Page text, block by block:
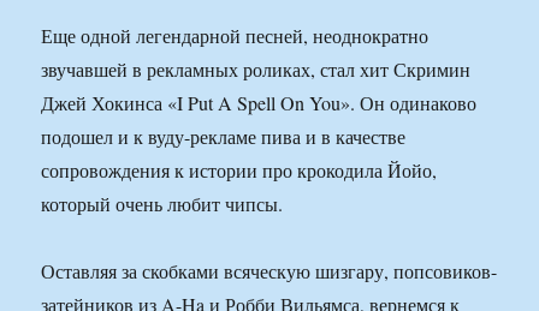
Еще одной легендарной песней, неоднократно
звучавшей в рекламных роликах, стал хит Скримин
Джей Хокинса «I Put A Spell On You». Он одинаково
подошел и к вуду-рекламе пива и в качестве
сопровождения к истории про крокодила Йойо,
который очень любит чипсы.
Оставляя за скобками всяческую шизгару, попсовиков-
затейников из A-Ha и Робби Вильямса, вернемся к